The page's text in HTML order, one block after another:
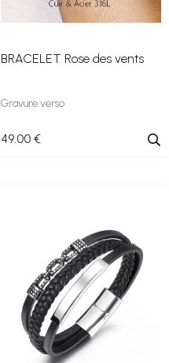
BRACELET Rose des vents
Gravure verso
49.00 €